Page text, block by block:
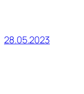
28.05.2023